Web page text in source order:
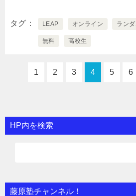
タグ LEAP オンライン ラン
無料 高校生
1 2 3 4 5 6
HP内を検索
藤原塾チャンネル！